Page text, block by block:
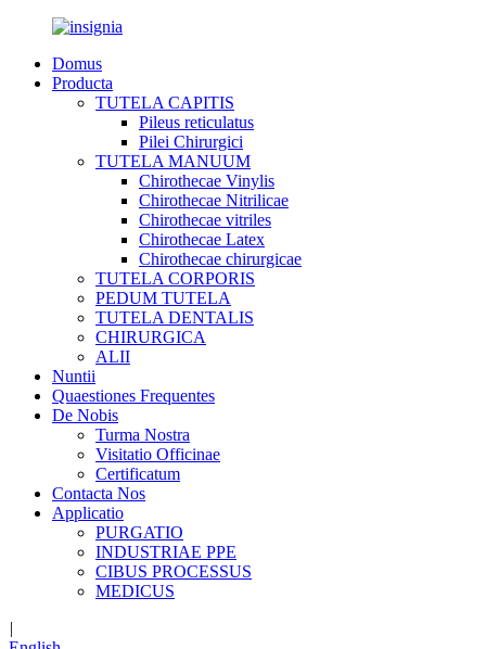
Domus
Producta
TUTELA CAPITIS
Pileus reticulatus
Pilei Chirurgici
TUTELA MANUUM
Chirothecae Vinylis
Chirothecae Nitrilicae
Chirothecae vitriles
Chirothecae Latex
Chirothecae chirurgicae
TUTELA CORPORIS
PEDUM TUTELA
TUTELA DENTALIS
CHIRURGICA
ALII
Nuntii
Quaestiones Frequentes
De Nobis
Turma Nostra
Visitatio Officinae
Certificatum
Contacta Nos
Applicatio
PURGATIO
INDUSTRIAE PPE
CIBUS PROCESSUS
MEDICUS
|